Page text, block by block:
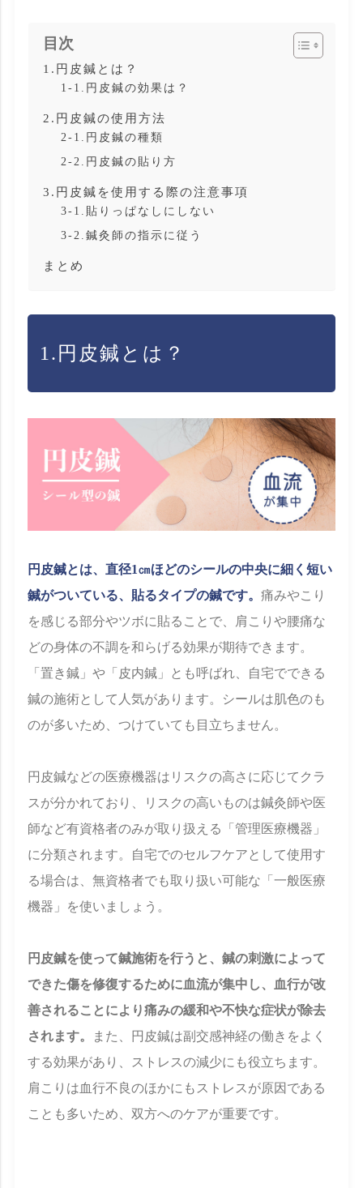
目次
1.円皮鍼とは？
1-1.円皮鍼の効果は？
2.円皮鍼の使用方法
2-1.円皮鍼の種類
2-2.円皮鍼の貼り方
3.円皮鍼を使用する際の注意事項
3-1.貼りっぱなしにしない
3-2.鍼灸師の指示に従う
まとめ
1.円皮鍼とは？
円皮鍼とは、直径1㎝ほどのシールの中央に細く短い
鍼がついている、貼るタイプの鍼です。痛みやこり
を感じる部分やツボに貼ることで、肩こりや腰痛な
どの身体の不調を和らげる効果が期待できます。
「置き鍼」や「皮内鍼」とも呼ばれ、自宅でできる
鍼の施術として人気があります。シールは肌色のも
のが多いため、つけていても目立ちません。
円皮鍼などの医療機器はリスクの高さに応じてクラ
スが分かれており、リスクの高いものは鍼灸師や医
師など有資格者のみが取り扱える「管理医療機器」
に分類されます。自宅でのセルフケアとして使用す
る場合は、無資格者でも取り扱い可能な「一般医療
機器」を使いましょう。
円皮鍼を使って鍼施術を行うと、鍼の刺激によって
できた傷を修復するために血流が集中し、血行が改
善されることにより痛みの緩和や不快な症状が除去
されます。
また、円皮鍼は副交感神経の働きをよく
する効果があり、ストレスの減少にも役立ちます。
肩こりは血行不良のほかにもストレスが原因である
ことも多いため、双方へのケアが重要です。